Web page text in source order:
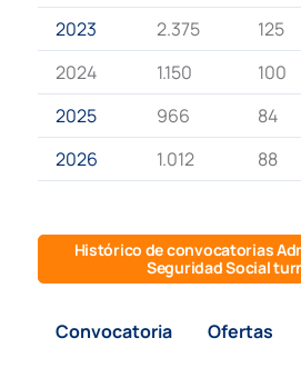
2023 2.375 125
2024
1.150 100
2025
966 84
2026
1.012 88
Histórico de convocatorias
Seguridad Social
Convocatoria Ofertas